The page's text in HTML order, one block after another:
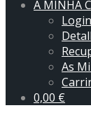
A MINHA
Login
As
0,00 €